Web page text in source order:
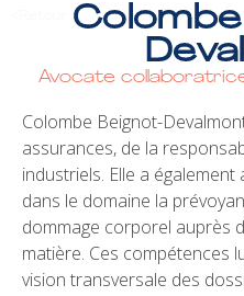
Avocate
Colombe Beignot-
assurances, de la
industriels. Elle a
dans le domaine la
dommage corporel auprès
matière. Ces compétences
vision transversale des